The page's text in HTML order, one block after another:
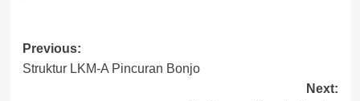
Previous:
Struktur LKM-A Pincuran Bonjo
Next: